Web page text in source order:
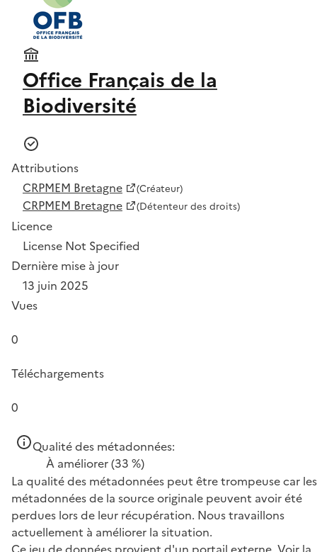
Office Français de la
Biodiversité
Attributions
CRPMEM Bretagne
(Créateur)
CRPMEM Bretagne (Détenteur des droits)
Licence
License Not Specified
Dernière mise à jour
13 juin 2025
Vues
0
Téléchargements
0
Qualité des métadonnées:
À améliorer(33 %)
La qualité des métadonnées peut être trompeuse car les
métadonnées de la source originale peuvent avoir été
perdues lors de leur récupération. Nous travaillons
actuellement à améliorer la situation.